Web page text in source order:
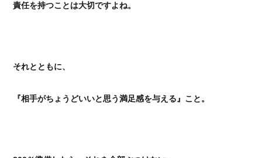
責任を持つことは大切ですよね。
それとともに、
『相手がちょうどいいと思う満足感を与える』こと。